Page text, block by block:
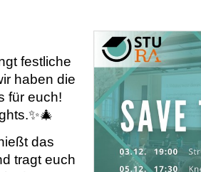
festliche
haben die
für euch!
das
tragt euch